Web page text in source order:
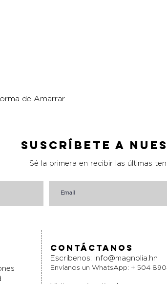
de Amarrar
Suscríbete a
Sé la primera en recibir las últimas
Contáctanos
Escribenos: info@magnolia.hn
Envíanos un WhatsApp: + 504